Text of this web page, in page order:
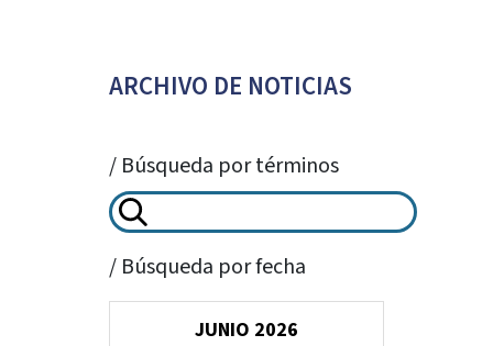
ARCHIVO DE NOTICIAS
/ Búsqueda por términos
/ Búsqueda por fecha
JUNIO 2026